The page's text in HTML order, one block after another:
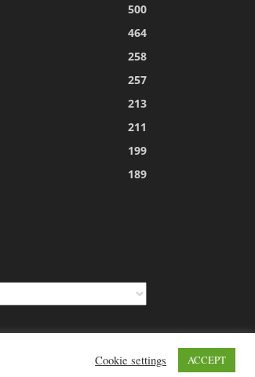
500
464
258
257
213
211
199
189
Cookie settings ACCEPT